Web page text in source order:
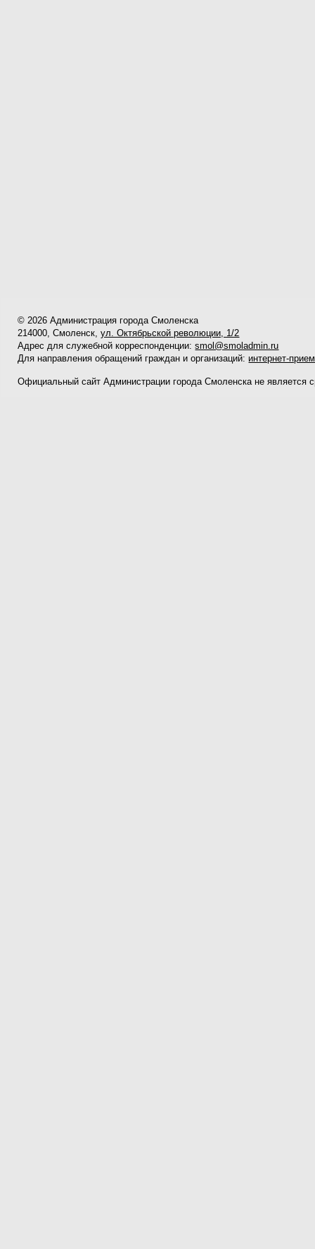
© 2026 Администрация города Смоленска
214000, Смоленск,ул. Октябрьской революции, 1/2
Адрес для служебной корреспонденции:smol@smoladmin.ru
Для направления обращений граждан и организаций: интернет-
Официальный сайт Администрации города Смоленска не является